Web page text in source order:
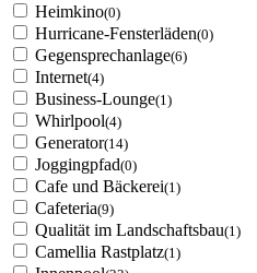
Heimkino(0)
Hurricane-Fensterläden(0)
Gegensprechanlage(6)
Internet(4)
Business-Lounge(1)
Whirlpool(4)
Generator(14)
Joggingpfad(0)
Cafe und Bäckerei(1)
Cafeteria(9)
Qualität im Landschaftsbau(1)
Camellia Rastplatz(1)